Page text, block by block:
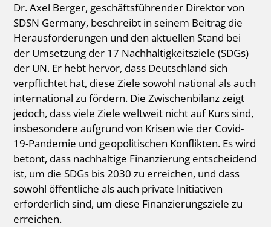
Dr. Axel Berger, geschäftsführender Direktor von
SDSN Germany, beschreibt in seinem Beitrag die
Herausforderungen und den aktuellen Stand bei
der Umsetzung der 17 Nachhaltigkeitsziele (SDGs)
der UN. Er hebt hervor, dass Deutschland sich
verpflichtet hat, diese Ziele sowohl national als auch
international zu fördern. Die Zwischenbilanz zeigt
jedoch, dass viele Ziele weltweit nicht auf Kurs sind,
insbesondere aufgrund von Krisen wie der Covid-
19-Pandemie und geopolitischen Konflikten. Es wird
betont, dass nachhaltige Finanzierung entscheidend
ist, um die SDGs bis 2030 zu erreichen, und dass
sowohl öffentliche als auch private Initiativen
erforderlich sind, um diese Finanzierungsziele zu
erreichen.